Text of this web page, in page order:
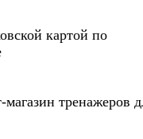
тренажеров